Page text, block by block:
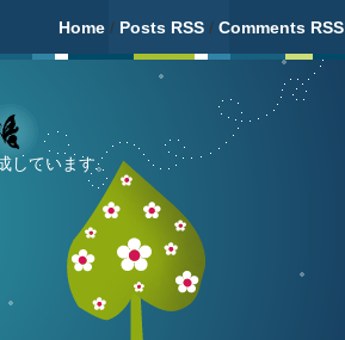
Home / Posts RSS / Comments RSS
ています。